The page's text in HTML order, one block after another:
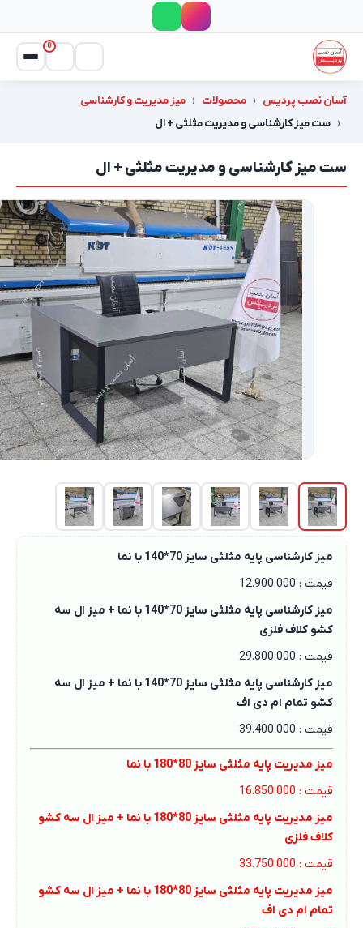
0
آسان نصب پردیس محصولات
میز مدیریت و کارشناسی
ست میز کارشناسی و مدیریت مثلثی + ال
ست میز کارشناسی و مدیریت مثلثی + ال
میز کارشناسی پایه مثلثی سایز 70*140 با نما
قیمت : 12.900.000
میز کارشناسی پایه مثلثی سایز 70*140 با نما + میز ال سه
کشو کلاف فلزی
قیمت : 29.800.000
میز کارشناسی پایه مثلثی سایز 70*140 با نما + میز ال سه
کشو تمام ام دی اف
قیمت : 39.400.000
میز مدیریت پایه مثلثی سایز 80*180 با نما
قیمت : 16.850.000
میز مدیریت پایه مثلثی سایز 80*180 با نما + میز ال سه کشو
کلاف فلزی
قیمت : 33.750.000
میز مدیریت پایه مثلثی سایز 80*180 با نما + میز ال سه کشو
تمام ام دی اف